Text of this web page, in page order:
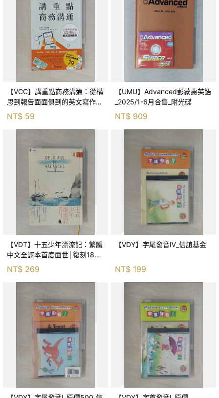
【VCC】講重點商務溝通：從構
思到報告面面俱到的英文寫作指
NT$ 59
【UMU】Advanced彭蒙惠英語
_2025/1-6月合售_附光碟
NT$ 909
【VDT】十五少年漂流記：繁體
中文全譯本首度面世│復刻1888
年初版插圖│法文直譯精裝版_儒
NT$ 269
【VDY】字尾發音Ⅳ_信誼基金
NT$ 199